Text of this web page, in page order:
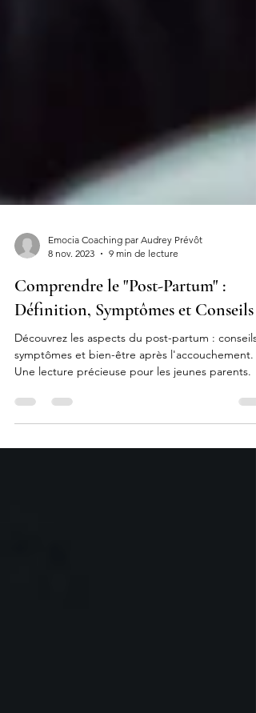
Emocia Coaching par Audrey Prévôt
8 nov. 2023
9 min de lecture
Comprendre le "Post-Partum" :
Définition, Symptômes et Conseils
Découvrez les aspects du post-partum : conseils,
Une lecture précieuse pour les jeunes parents.